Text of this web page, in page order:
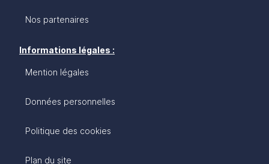
Nos partenaires
Informations légales :
Mention légales
Données personnelles
Politique des cookies
Plan du site